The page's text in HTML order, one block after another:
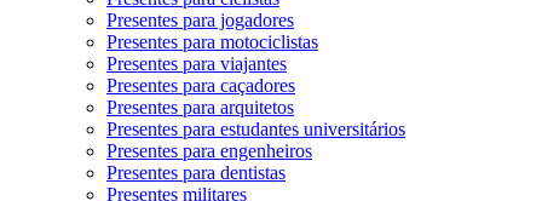
Presentes para jogadores
Presentes para motociclistas
Presentes para viajantes
Presentes para caçadores
Presentes para arquitetos
Presentes para estudantes universitários
Presentes para engenheiros
Presentes para dentistas
Presentes militares